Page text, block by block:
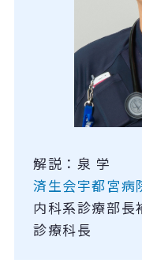
解説：泉 学
済生会宇都宮病
内科系診療部長
診療科長